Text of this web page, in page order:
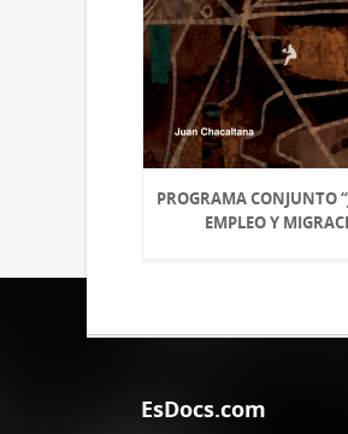
PROGRAMA CONJUNTO
EMPLEO Y
EsDocs.com